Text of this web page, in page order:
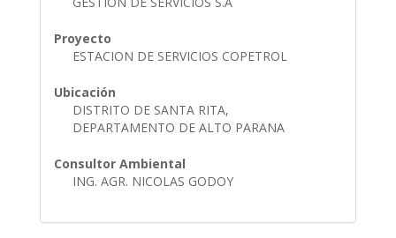
Proyecto
ESTACION DE SERVICIOS COPETROL
Ubicación
DISTRITO DE SANTA RITA,
DEPARTAMENTO DE ALTO PARANA
Consultor Ambiental
ING. AGR. NICOLAS GODOY